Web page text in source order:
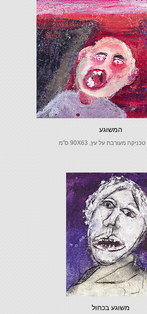
המשוגע
משוגע בכחול